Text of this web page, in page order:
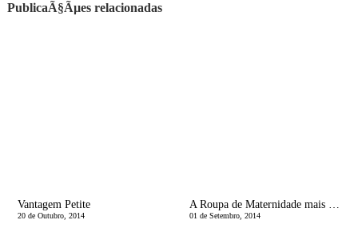
PublicaÃ§Ãµes relacionadas
Vantagem Petite
20 de Outubro, 2014
A Roupa de Maternidade mais Cool do Momento
01 de Setembro, 2014